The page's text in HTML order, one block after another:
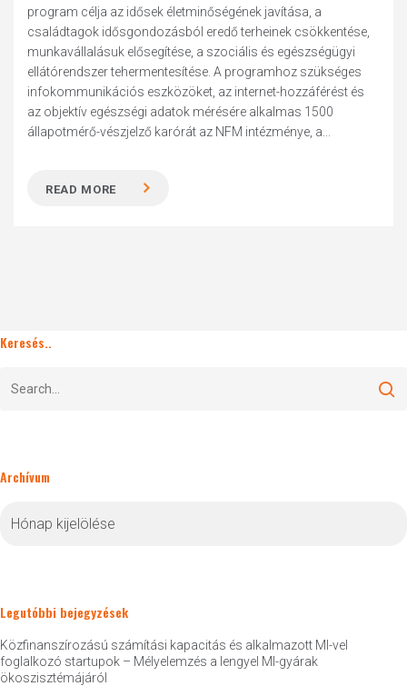
program célja az idősek életminőségének javítása, a
családtagok idősgondozásból eredő terheinek csökkentése,
munkavállalásuk elősegítése, a szociális és egészségügyi
ellátórendszer tehermentesítése. A programhoz szükséges
infokommunikációs eszközöket, az internet-hozzáférést és
az objektív egészségi adatok mérésére alkalmas 1500
állapotmérő-vészjelző karórát az NFM intézménye, a...
READ MORE
Keresés..
Archívum
Legutóbbi bejegyzések
Közfinanszírozású számítási kapacitás és alkalmazott MI-vel
foglalkozó startupok – Mélyelemzés a lengyel MI-gyárak
ökoszisztémájáról